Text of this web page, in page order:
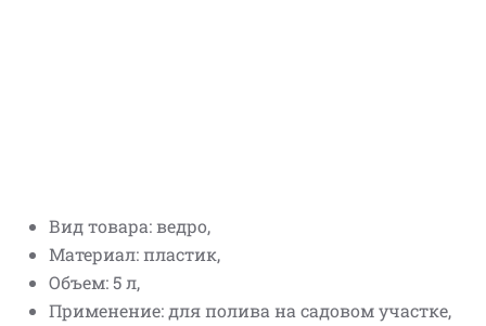
Вид товара: ведро,
Материал: пластик,
Объем: 5 л,
Применение: для полива на садовом участке,